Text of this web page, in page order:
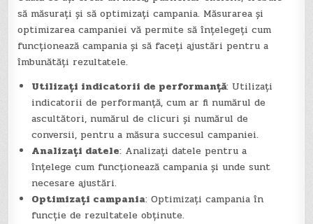
să măsurați și să optimizați campania. Măsurarea și
optimizarea campaniei vă permite să înțelegeți cum
funcționează campania și să faceți ajustări pentru a
îmbunătăți rezultatele.
Utilizați indicatorii de performanță: Utilizați
indicatorii de performanță, cum ar fi numărul de
ascultători, numărul de clicuri și numărul de
conversii, pentru a măsura succesul campaniei.
Analizați datele: Analizați datele pentru a
înțelege cum funcționează campania și unde sunt
necesare ajustări.
Optimizați campania: Optimizați campania în
funcție de rezultatele obținute.